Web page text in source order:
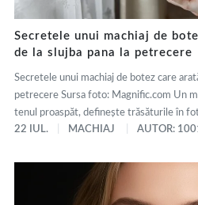
Secretele unui machiaj de
de la slujba pana la petrecere
Secretele unui machiaj de botez care
petrecere Sursa foto: Magnific.com Un
tenul proaspăt, definește trăsăturile în
22 IUL.
MACHIAJ AUTOR: